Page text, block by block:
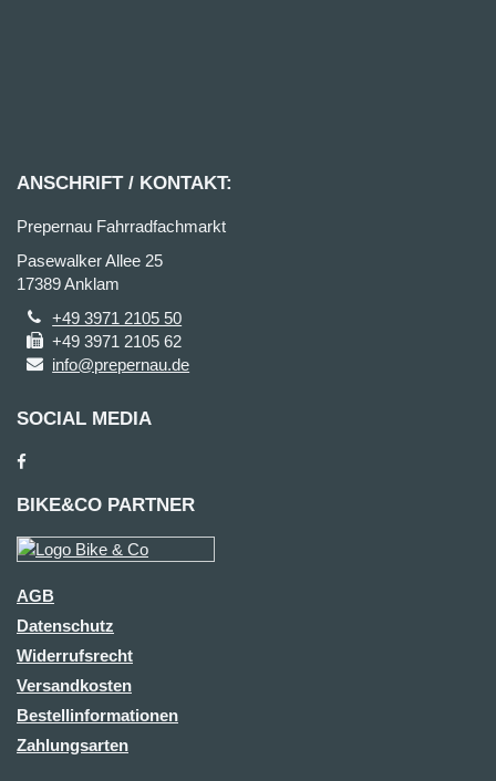
ANSCHRIFT / KONTAKT:
Prepernau Fahrradfachmarkt
Pasewalker Allee 25
17389 Anklam
+49 3971 2105 50
+49 3971 2105 62
info@prepernau.de
SOCIAL MEDIA
BIKE&CO PARTNER
AGB
Datenschutz
Widerrufsrecht
Versandkosten
Bestellinformationen
Zahlungsarten